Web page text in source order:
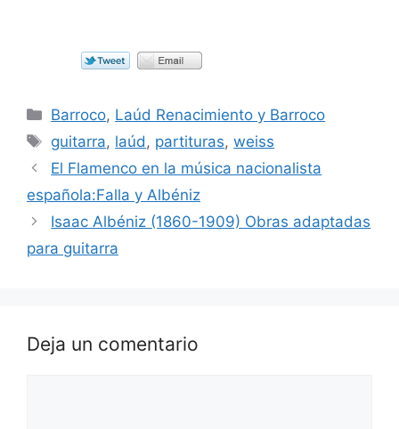
Categorías
Barroco, Laúd Renacimiento y Barroco
Etiquetas
guitarra, laúd , partituras,weiss
El Flamenco en la música nacionalista
española:Falla y Albéniz
Isaac Albéniz (1860-1909) Obras adaptadas
para guitarra
Deja un comentario